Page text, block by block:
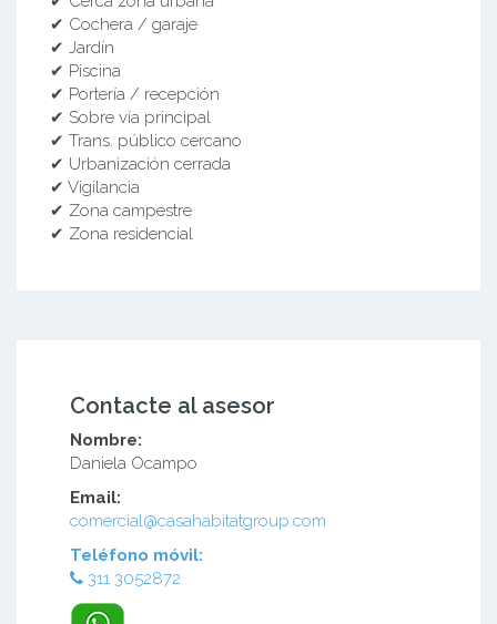
✔ Cochera / garaje
✔ Jardín
✔ Piscina
✔ Portería / recepción
✔ Sobre vía principal
✔ Trans. público cercano
✔ Urbanización cerrada
✔ Vigilancia
✔ Zona campestre
✔ Zona residencial
Contacte al asesor
Nombre:
Daniela Ocampo
Email:
comercial@casahabitatgroup.com
Teléfono móvil:
311 3052872